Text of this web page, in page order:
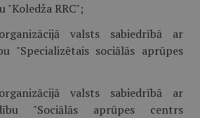
RRC";
valsts sabiedrībā ar
"Specializētais sociālās aprūpes
valsts sabiedrībā ar
"Sociālās aprūpes centrs